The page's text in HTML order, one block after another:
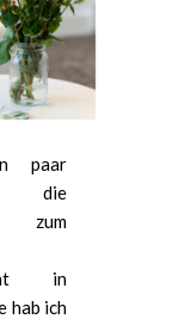
paar
die
zum
in
hab ich